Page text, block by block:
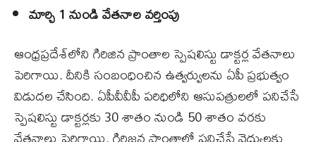
మార్చి 1 నుండి వేతనాల వర్తింపు
ఆంధ్రప్రదేశ్‌లోని గిరిజిన ప్రాంతాల స్పెషలిస్టు డాక్టర్ల వేతనాలు
పెరిగాయి. దీనికి సంబంధించిన ఉత్వర్వులను ఏపీ ప్రభుత్వం
విడుదల చేసింది. ఏపీవీవీపీ పరిధిలోని ఆసుపత్రులలో పనిచేసే
స్పెషలిస్టు డాక్టర్లకు 30 శాతం నుండి 50 శాతం వరకు